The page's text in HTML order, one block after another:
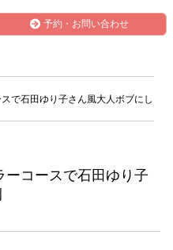
予約・お問い合わせ
で石田ゆり子さん風大人ボブにし
ーコースで石田ゆり子